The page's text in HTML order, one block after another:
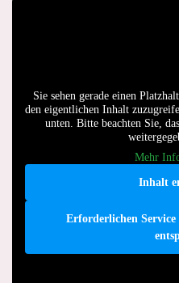
Sie sehen gerade einen
den eigentlichen Inhalt
unten. Bitte beachten Sie,
Mehr
Inhalt
Erforderlichen